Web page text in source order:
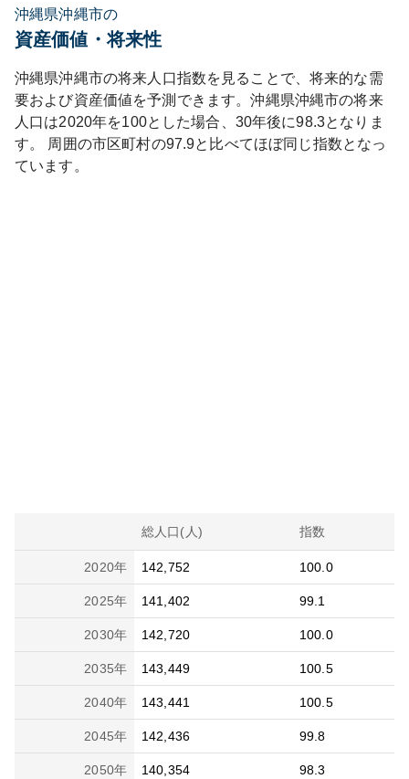
沖縄県沖縄市の
資産価値・将来性
沖縄県沖縄市の将来人口指数を見ることで、将来的な需
要および資産価値を予測できます。沖縄県沖縄市の将来
人口は2020年を100とした場合、30年後に98.3となりま
す。
周囲の市区町村の97.9と比べてほぼ同じ指数となっ
ています。
総人口(人) 指数
2020年 142,752 100.0
2025年 141,402 99.1
2030年 142,720 100.0
2035年 143,449 100.5
2040年 143,441 100.5
2045年 142,436 99.8
2050年 140,354 98.3